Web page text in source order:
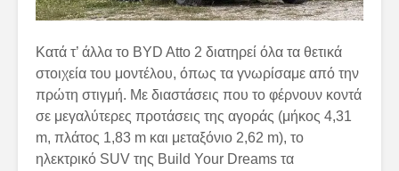
Κατά τ’ άλλα το BYD Atto 2 διατηρεί όλα τα θετικά
στοιχεία του μοντέλου, όπως τα γνωρίσαμε από την
πρώτη στιγμή. Με διαστάσεις που το φέρνουν κοντά
σε μεγαλύτερες προτάσεις της αγοράς (μήκος 4,31
m, πλάτος 1,83 m και μεταξόνιο 2,62 m), το
ηλεκτρικό SUV της Build Your Dreams τα